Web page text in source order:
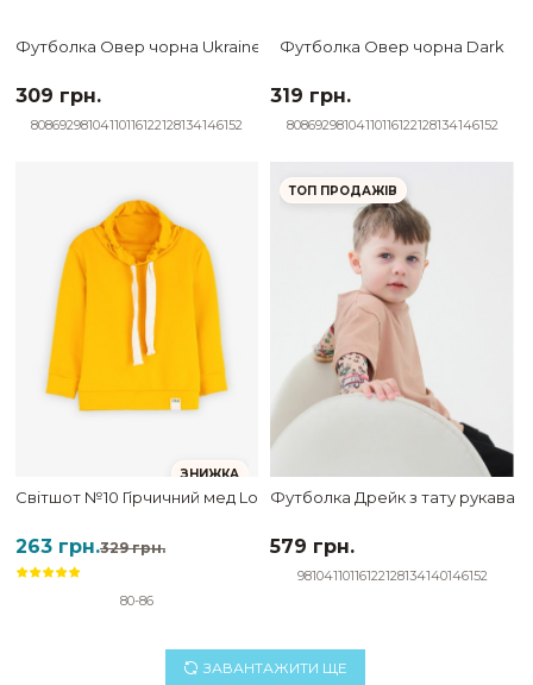
Футболка Овер чорна Ukraine hugs
309 грн.
80869298104110116122128134146152
Футболка Овер чорна Dark
319 грн.
80869298104110116122128134146152
ЗНИЖКА
Світшот №10 Гірчичний мед Lookasi
329 грн.
263 грн.
80-86
ТОП ПРОДАЖІВ
Футболка Дрейк з тату
579 грн.
98104110116122128134140146152
ЗАВАНТАЖИТИ ЩЕ